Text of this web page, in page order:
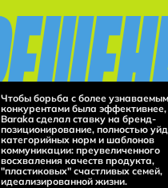
Чтобы борьба с более
конкурентами была эффективнее,
Baraka сделал ставку на бренд-
позиционирование, полностью
категорийных норм и шаблонов
коммуникации: преувеличенного
восхваления качеств продукта,
"пластиковых" счастливых семей,
идеализированной жизни.